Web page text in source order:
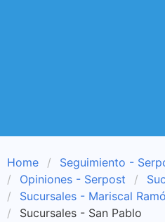
Home
Seguimiento -
Opiniones - Serpost
Sucursales - Mariscal
Sucursales - San Pablo